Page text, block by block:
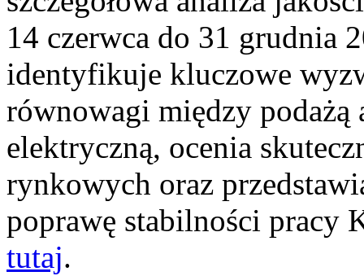
14 czerwca do 31 grudnia
identyfikuje kluczowe
równowagi między podażą
elektryczną, ocenia
rynkowych oraz
poprawę stabilności pracy
tutaj.